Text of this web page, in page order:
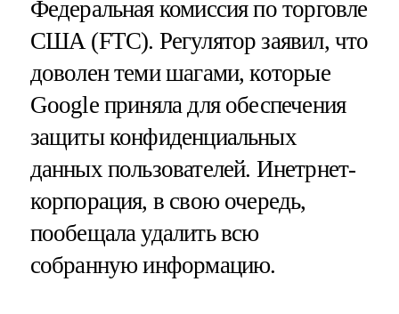
Федеральная комиссия по торговле
США (FTC). Регулятор заявил, что
доволен теми шагами, которые
Google приняла для обеспечения
защиты конфиденциальных
данных пользователей. Инетрнет-
корпорация, в свою очередь,
пообещала удалить всю
собранную информацию.